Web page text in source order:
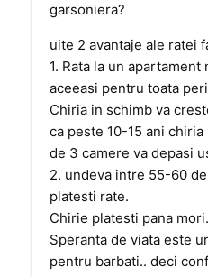
garsoniera?
uite 2 avantaje ale ratei
1. Rata la un
aceeasi pentru toata
Chiria in schimb va
ca peste 10-15 ani
de 3 camere va depasi
2. undeva intre 55-60
platesti rate.
Chirie platesti pana mori.
Speranta de viata este
pentru barbati.. deci